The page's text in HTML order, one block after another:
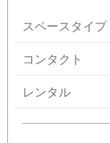
スペースタイプ
コンタクト
レンタル